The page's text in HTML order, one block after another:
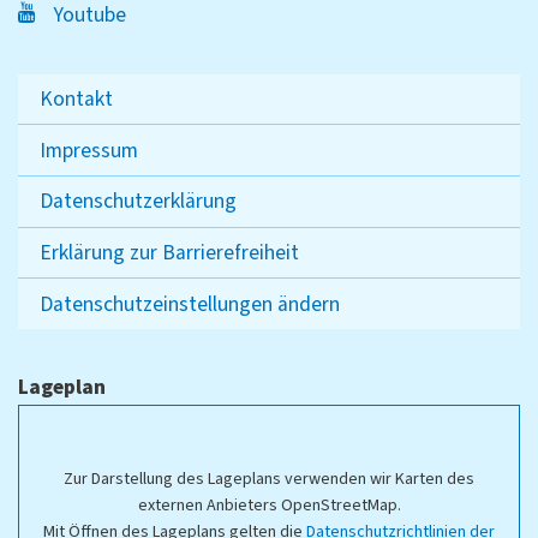
PS:
Studierenden, auf der Suche nach einem geeignetem
Praktikumsplatz, nur empfehlen, sich mit den
Ausschreibungen der Firma B. Braun Melsungen AG im
Detail zu beschäftigen.
Ein Bericht von Franco Teltow, 7. Semester
Biomedizinische Technologie", vom 14.01.2019.
Youtube
Kontakt
Impressum
Datenschutzerklärung
Erklärung zur Barrierefreiheit
Datenschutzeinstellungen ändern
Lageplan
Zur Darstellung des Lageplans verwenden wir Karten des
externen Anbieters OpenStreetMap.
Mit Öffnen des Lageplans gelten die Datenschutzrichtlinien der